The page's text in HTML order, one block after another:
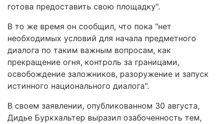
готова предоставить свою площадку".
В то же время он сообщил, что пока "нет
необходимых условий для начала предметного
диалога по таким важным вопросам, как
прекращение огня, контроль за границами,
освобождение заложников, разоружение и запуск
истинного национального диалога".
В своем заявлении, опубликованном 30 августа,
Дидье Буркхальтер выразил озабоченность тем,